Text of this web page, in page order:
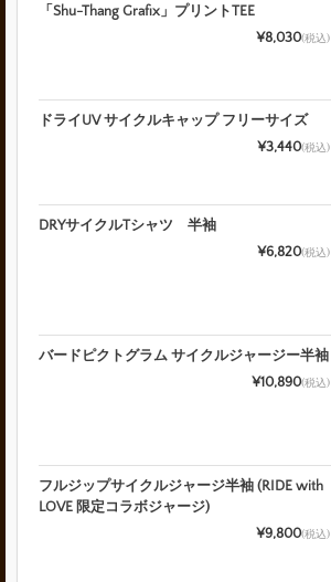
「Shu-Thang Grafix」プリントTEE
¥8,030(税込)
ドライUV サイクルキャップ フリーサイズ
¥3,440(税込)
DRYサイクルTシャツ 半袖
¥6,820(税込)
バードピクトグラム サイクルジャージー半袖
¥10,890(税込)
フルジップサイクルジャージ半袖 (RIDE with
LOVE 限定コラボジャージ)
¥9,800(税込)